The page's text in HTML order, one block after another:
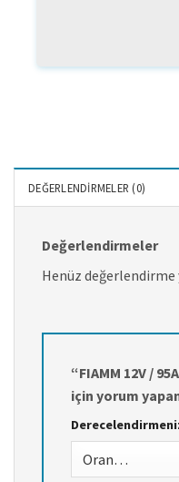
DEĞERLENDIRMELER (0)
Değerlendirmeler
Henüz değerlendirme
“FIAMM 12V /
için yorum